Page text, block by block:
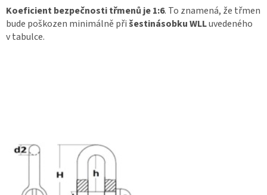
Koeficient bezpečnosti třmenů je1:6. To znamená, že třmen
bude poškozen minimálně přišestinásobku WLLuvedeného
v tabulce.